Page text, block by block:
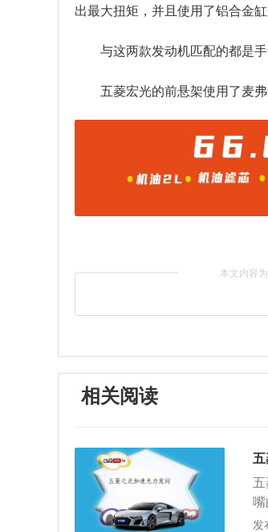
出最大扭矩，并且使用了铝合金缸
与这两款发动机匹配的都是手
五菱宏光的前悬架使用了麦
本文内容
相关阅读
发